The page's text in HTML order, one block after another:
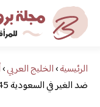
مجلةالرئيسية›الخليج العربي›
ضد الغير في السعودية 1445